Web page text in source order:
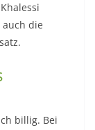
die
billig. Bei